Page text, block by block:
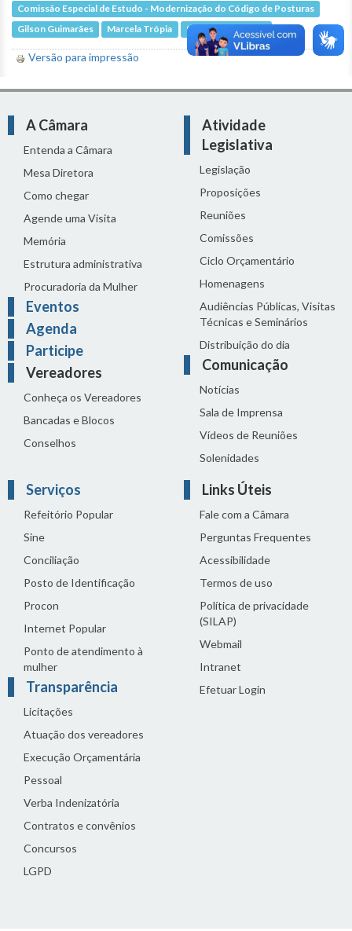
Comissão Especial de Estudo - Modernização do Código de Posturas
Gilson Guimarães
Marcela Trópia Sugestão de pauta
Versão para impressão
A Câmara
Entenda a Câmara
Mesa Diretora
Como chegar
Agende uma Visita
Memória
Estrutura administrativa
Procuradoria da Mulher
Eventos
Agenda
Participe
Vereadores
Conheça os Vereadores
Bancadas e Blocos
Conselhos
Atividade
Legislativa
Legislação
Proposições
Reuniões
Comissões
Ciclo Orçamentário
Homenagens
Audiências Públicas, Visitas
Técnicas e Seminários
Distribuição do dia
Comunicação
Notícias
Sala de Imprensa
Vídeos de Reuniões
Solenidades
Serviços
Refeitório Popular
Sine
Conciliação
Posto de Identificação
Procon
Internet Popular
Ponto de atendimento à
mulher
Transparência
Licitações
Atuação dos vereadores
Execução Orçamentária
Pessoal
Verba Indenizatória
Contratos e convênios
Concursos
LGPD
Links Úteis
Fale com a Câmara
Perguntas Frequentes
Acessibilidade
Termos de uso
Política de privacidade
(SILAP)
Webmail
Intranet
Efetuar Login